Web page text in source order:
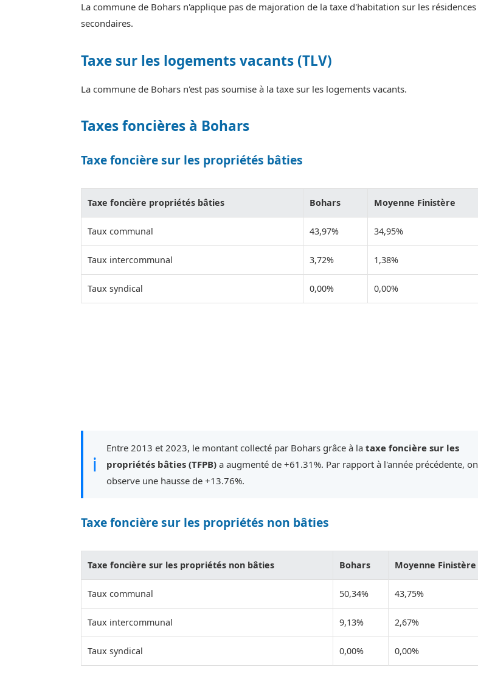
La commune de Bohars n'applique pas de majoration de la taxe d'habitation sur les résidences
secondaires.
Taxe sur les logements vacants (TLV)
La commune de Bohars n'est pas soumise à la taxe sur les logements vacants.
Taxes foncières à Bohars
Taxe foncière sur les propriétés bâties
Taxe foncière propriétés bâties Bohars Moyenne Finistère
Taux communal 43,97% 34,95%
Taux intercommunal 3,72% 1,38%
Taux syndical 0,00% 0,00%
ℹ
Entre 2013 et 2023, le montant collecté par Bohars grâce à la taxe foncière sur les
propriétés bâties (TFPB) a augmenté de +61.31%. Par rapport à l'année précédente, on
observe une hausse de +13.76%.
Taxe foncière sur les propriétés non bâties
Taxe foncière sur les propriétés non bâties Bohars Moyenne Finistère
Taux communal 50,34% 43,75%
Taux intercommunal 9,13% 2,67%
Taux syndical 0,00% 0,00%